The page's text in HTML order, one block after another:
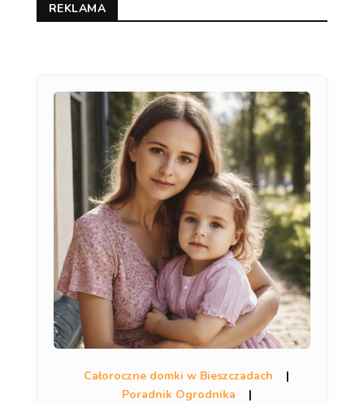
REKLAMA
Całoroczne domki w Bieszczadach
|
Poradnik Ogrodnika
|